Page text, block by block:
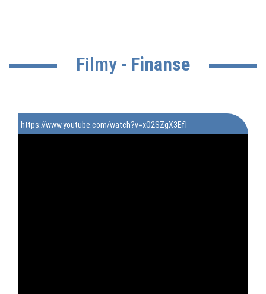
Filmy - Finanse
https://www.youtube.com/watch?v=xO2SZgX3EfI